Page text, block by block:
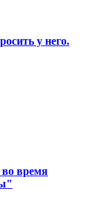
у него.
время